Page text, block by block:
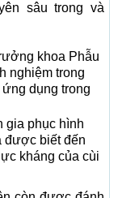
sâu trong và
khoa Phẫu
nghiệm trong
dụng trong
gia phục hình
được biết đến
kháng của cùi